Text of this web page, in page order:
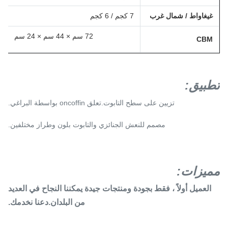
غيغاواط / شمال غرب 7 كجم / 6 كجم
CBM 72 سم × 44 سم × 24 سم
تطبيق:
تزيين على سطح التابوت.تعلق oncoffin بواسطة البراغي.
مصمم للنعش الجنائزي والتابوت بلون وطراز مختلفين.
مميزات:
العميل أولاً ، فقط بجودة ومنتجات جيدة يمكننا النجاح في العديد
من البلدان.دعنا نخدمك.